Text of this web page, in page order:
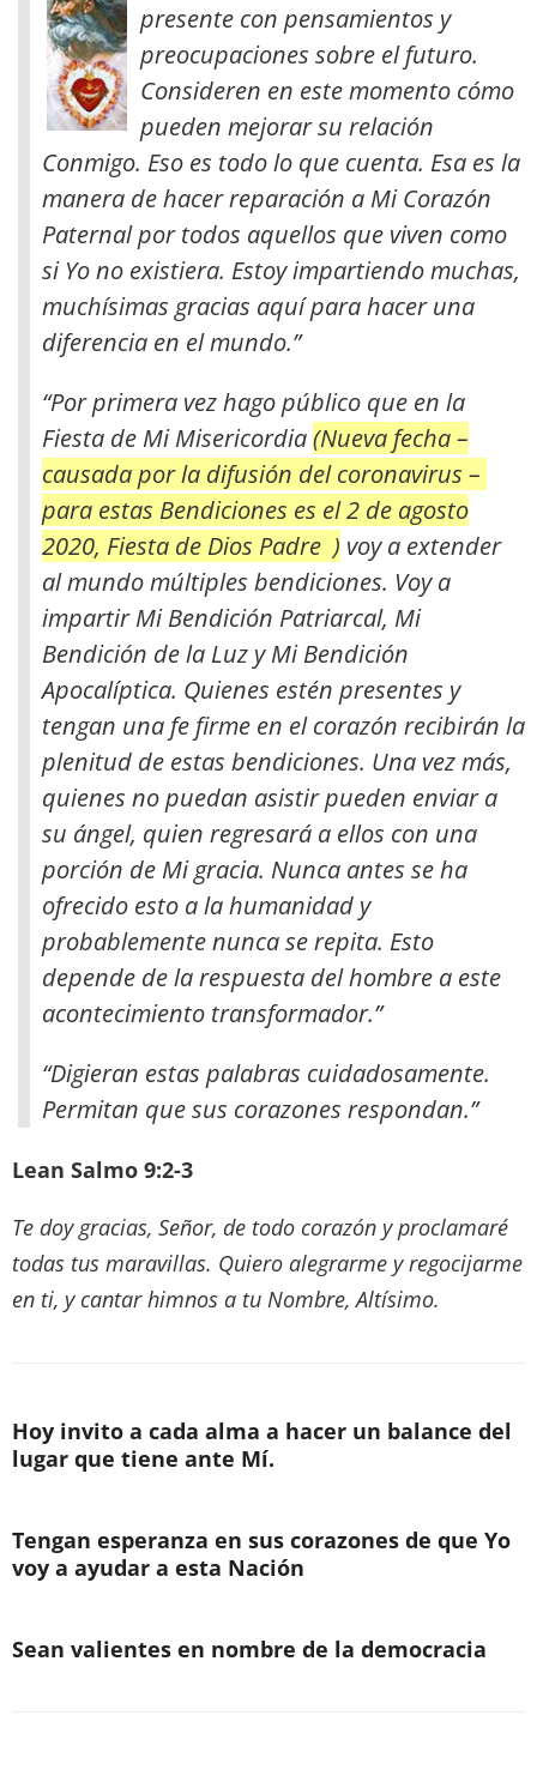
presente con pensamientos y
preocupaciones sobre el futuro.
Consideren en este momento cómo
pueden mejorar su relación
Conmigo. Eso es todo lo que cuenta. Esa es la
manera de hacer reparación a Mi Corazón
Paternal por todos aquellos que viven como
si Yo no existiera. Estoy impartiendo muchas,
muchísimas gracias aquí para hacer una
diferencia en el mundo.”
“Por primera vez hago público que en la
Fiesta de Mi Misericordia(Nueva fecha –
causada por la difusión del coronavirus –
para estas Bendiciones es el 2 de agosto
2020, Fiesta de Dios Padre ) voy a extender
al mundo múltiples bendiciones. Voy a
impartir Mi Bendición Patriarcal, Mi
Bendición de la Luz y Mi Bendición
Apocalíptica. Quienes estén presentes y
tengan una fe firme en el corazón recibirán la
plenitud de estas bendiciones. Una vez más,
quienes no puedan asistir pueden enviar a
su ángel, quien regresará a ellos con una
porción de Mi gracia. Nunca antes se ha
ofrecido esto a la humanidad y
probablemente nunca se repita. Esto
depende de la respuesta del hombre a este
acontecimiento transformador.”
“Digieran estas palabras cuidadosamente.
Permitan que sus corazones respondan.”
Lean Salmo 9:2-3
Te doy gracias, Señor, de todo corazón y proclamaré
todas tus maravillas. Quiero alegrarme y regocijarme
en ti, y cantar himnos a tu Nombre, Altísimo.
Hoy invito a cada alma a hacer un balance del
lugar que tiene ante Mí.
Tengan esperanza en sus corazones de que Yo
voy a ayudar a esta Nación
Sean valientes en nombre de la democracia